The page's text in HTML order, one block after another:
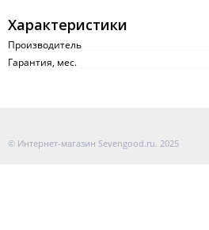
Характеристики
Производитель
Гарантия, мес.
© Интернет-магазин Sevengood.ru. 2025